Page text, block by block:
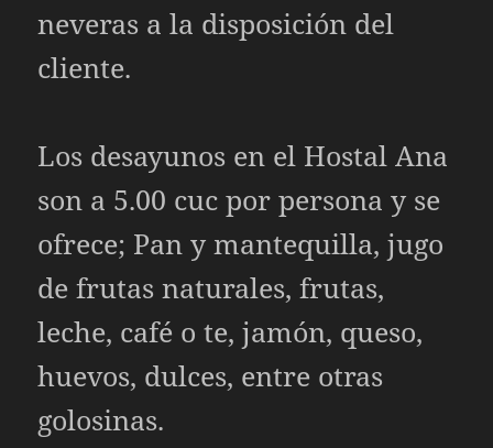
neveras a la disposición del
cliente.
Los desayunos en el Hostal Ana
son a 5.00 cuc por persona y se
ofrece; Pan y mantequilla, jugo
de frutas naturales, frutas,
leche, café o te, jamón, queso,
huevos, dulces, entre otras
golosinas.